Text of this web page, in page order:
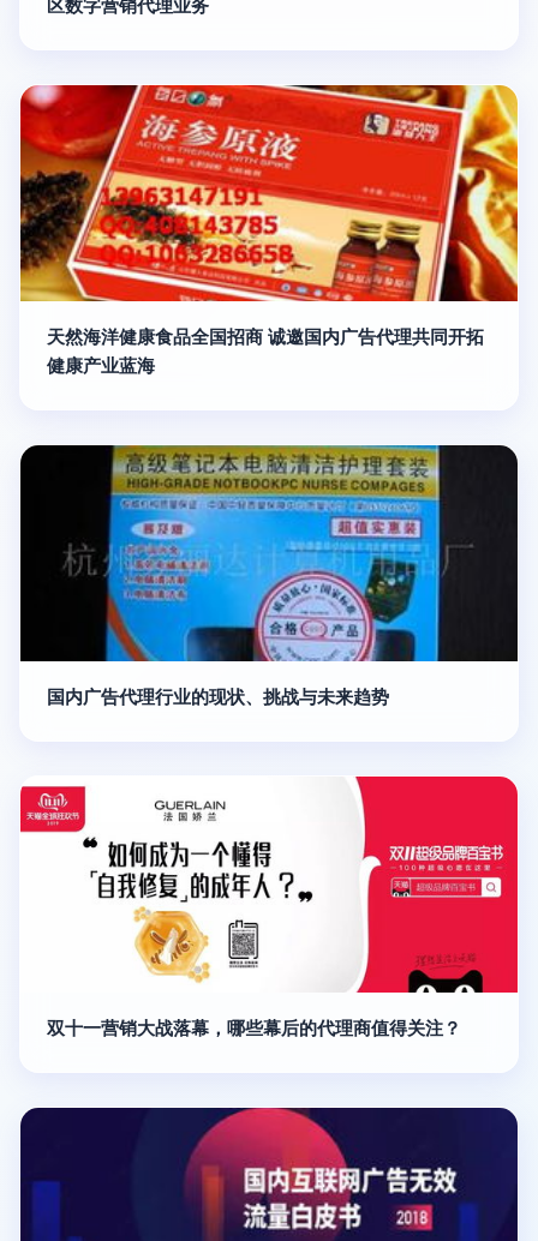
区数字营销代理业务
天然海洋健康食品全国招商 诚邀国内广告代理共同开拓
健康产业蓝海
国内广告代理行业的现状、挑战与未来趋势
双十一营销大战落幕，哪些幕后的代理商值得关注？